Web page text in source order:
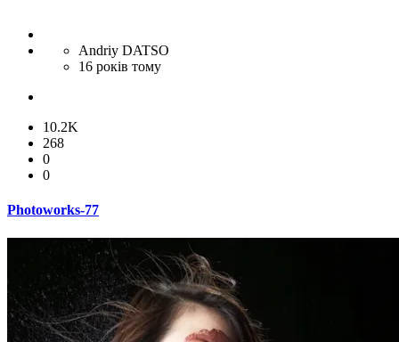
Andriy DATSO
16 років тому
10.2K
268
0
0
Photoworks-77